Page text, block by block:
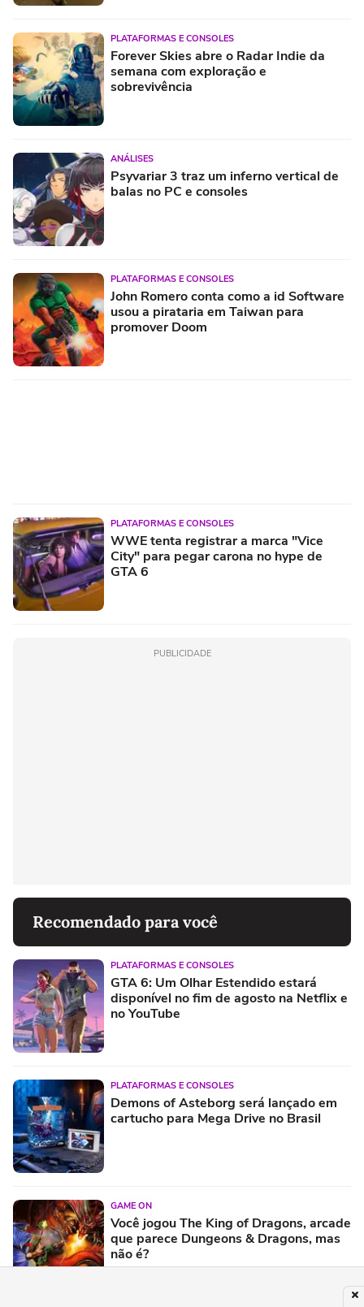
PLATAFORMAS E CONSOLES
Forever Skies abre o Radar Indie da
semana com exploração e
sobrevivência
ANÁLISES
Psyvariar 3 traz um inferno vertical de
balas no PC e consoles
PLATAFORMAS E CONSOLES
John Romero conta como a id Software
usou a pirataria em Taiwan para
promover Doom
PLATAFORMAS E CONSOLES
WWE tenta registrar a marca "Vice
City" para pegar carona no hype de
GTA 6
PUBLICIDADE
Recomendado para você
PLATAFORMAS E CONSOLES
GTA 6: Um Olhar Estendido estará
disponível no fim de agosto na Netflix e
no YouTube
PLATAFORMAS E CONSOLES
Demons of Asteborg será lançado em
cartucho para Mega Drive no Brasil
GAME ON
Você jogou The King of Dragons, arcade
que parece Dungeons & Dragons, mas
não é?